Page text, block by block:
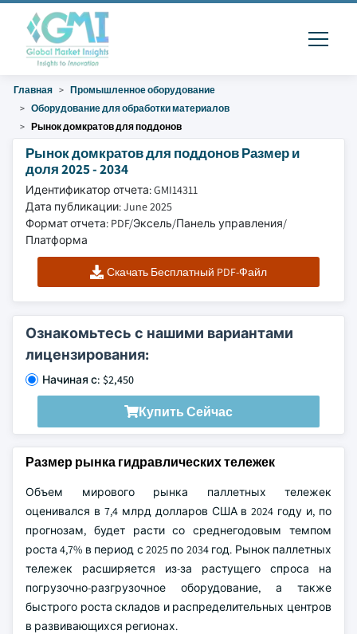
Главная
Промышленное оборудование
Оборудование для обработки материалов
Рынок домкратов для поддонов
Рынок домкратов для поддонов Размер и
доля 2025 - 2034
Идентификатор отчета: GMI14311
Дата публикации: June 2025
Формат отчета: PDF/Эксель/Панель управления/
Платформа
Скачать Бесплатный PDF-Файл
Ознакомьтесь с нашими вариантами
лицензирования:
Начиная с: $2,450
Купить Сейчас
Размер рынка гидравлических тележек
Объем мирового рынка паллетных тележек
оценивался в 7,4 млрд долларов США в 2024 году и, по
прогнозам, будет расти со среднегодовым темпом
роста 4,7% в период с 2025 по 2034 год. Рынок паллетных
тележек расширяется из-за растущего спроса на
погрузочно-разгрузочное оборудование, а также
быстрого роста складов и распределительных центров
в развивающихся регионах.